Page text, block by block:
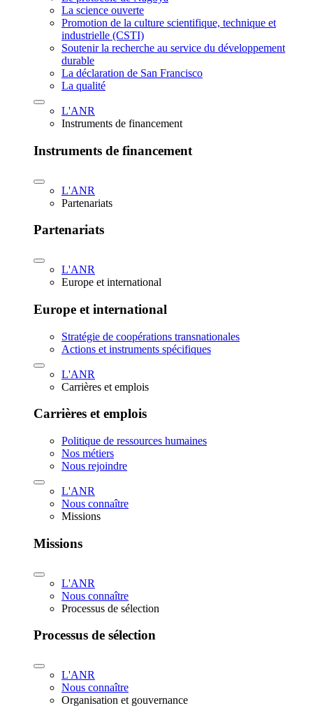
La science ouverte
Promotion de la culture scientifique, technique et
industrielle (CSTI)
Soutenir la recherche au service du développement
durable
La déclaration de San Francisco
La qualité
L'ANR
Instruments de financement
Instruments de financement
L'ANR
Partenariats
Partenariats
L'ANR
Europe et international
Europe et international
Stratégie de coopérations transnationales
Actions et instruments spécifiques
L'ANR
Carrières et emplois
Carrières et emplois
Politique de ressources humaines
Nos métiers
Nous rejoindre
L'ANR
Nous connaître
Missions
Missions
L'ANR
Nous connaître
Processus de sélection
Processus de sélection
L'ANR
Nous connaître
Organisation et gouvernance